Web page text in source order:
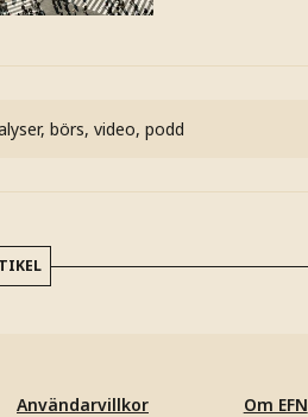
börs, video, podd
Användarvillkor
Om EFN